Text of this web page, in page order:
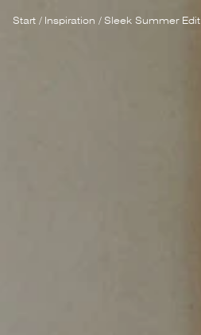
Start / Inspiration / Sleek Summer Edit